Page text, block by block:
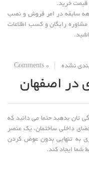
خرید.
سابقه در امر فروش و نصب
رایگان و کسب اطلاعات
نشده 0 Comments
در اصفهان
تان بدهید حتما می دانید که
داخلی ساختمان، یک عنصر
به تنهایی بدون عوض کردن
شما ایجاد کند.